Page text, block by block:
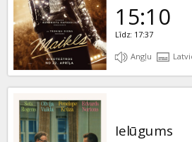
15:10
Līdz: 17:37
Angļu
Ielūgums